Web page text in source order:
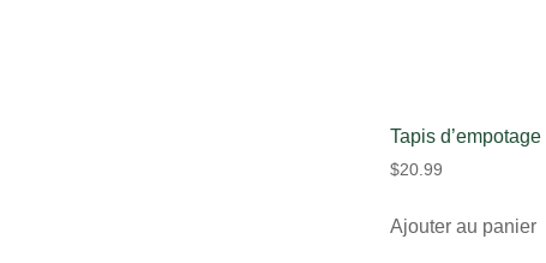
Tapis
$20.99
Ajouter au panier